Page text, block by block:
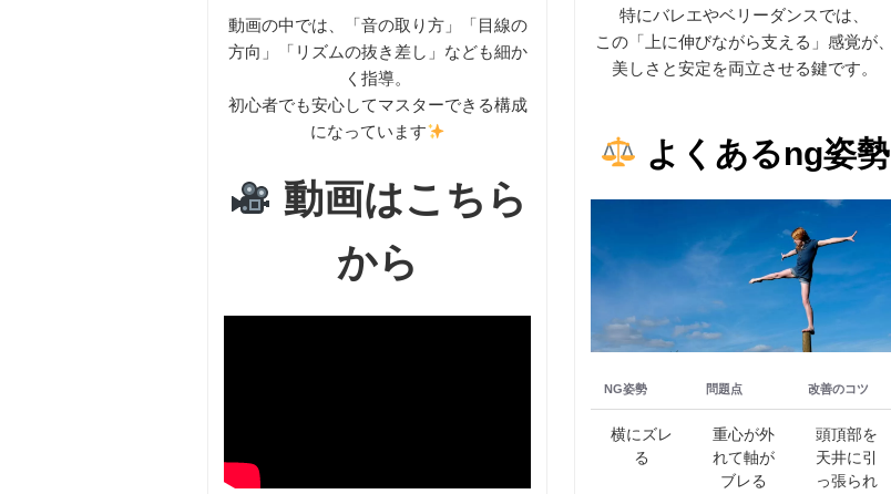
動画の中では、「音の取り方」「目線の
方向」「リズムの抜き差し」なども細か
く指導。
初心者でも安心してマスターできる構成
になっています
動画はこちら
から
特にバレエやベリーダンスでは、
この「上に伸びながら支える」感覚が、
美しさと安定を両立させる鍵です。
よくあるng姿勢
NG姿勢 問題点 改善のコツ
横にズレ
る
重心が外
れて軸が
ブレる
頭頂部を
天井に引
っ張られ